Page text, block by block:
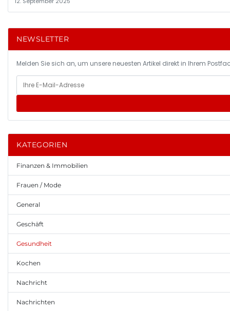
NEWSLETTER
Melden Sie sich an, um unsere neuesten Artikel direkt in Ihrem
KATEGORIEN
Finanzen & Immobilien
Frauen / Mode
General
Geschäft
Gesundheit
Kochen
Nachricht
Nachrichten